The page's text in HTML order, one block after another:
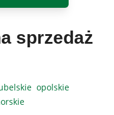
sprzedaż
opolskie